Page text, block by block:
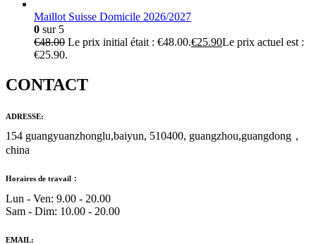
Maillot Suisse Domicile 2026/2027
0 sur 5
€48.00 Le prix initial était : €48.00.€25.90Le prix actuel est :
€25.90.
CONTACT
ADRESSE:
154 guangyuanzhonglu,baiyun, 510400, guangzhou,guangdong，
china
Horaires de travail：
Lun - Ven: 9.00 - 20.00
Sam - Dim: 10.00 - 20.00
EMAIL: